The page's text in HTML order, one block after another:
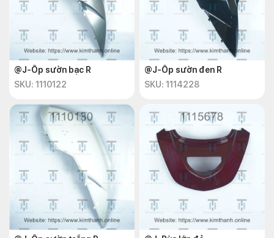
@J-Ốp sườn bạc R
SKU: 1110122
@J-Ốp sườn đen R
SKU: 1114228